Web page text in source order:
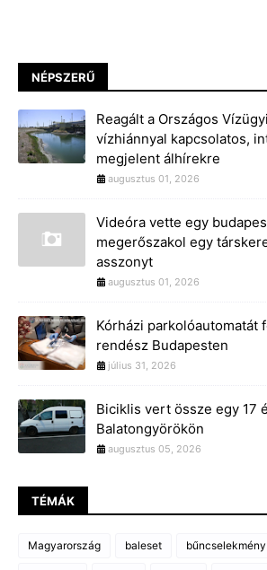
NÉPSZERŰ
Reagált a Országos
vízhiánnyal kapcsolatos,
megjelent álhírekre
augusztus 01, 2026
Videóra vette egy
megerőszakol egy
asszonyt
augusztus 01, 2026
Kórházi parkolóautomatát
rendész Budapesten
július 31, 2026
Biciklis vert össze egy 17
Balatongyörökön
augusztus 05, 2026
TÉMÁK
Magyarország baleset bűncselekmény